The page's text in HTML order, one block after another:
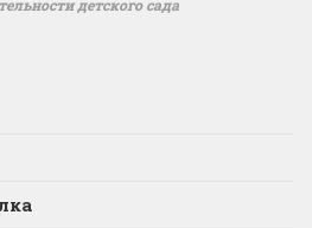
детского сада